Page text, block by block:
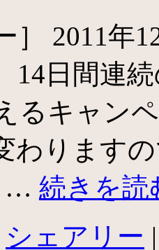
］ 2011年
14日間連
るキャン
わります
… 続きを
シェアリー |